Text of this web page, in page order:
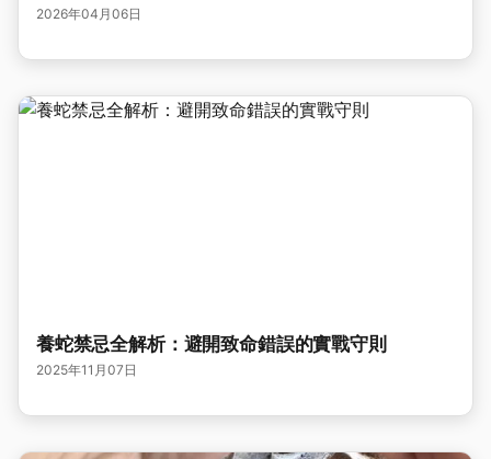
2026年04月06日
養蛇禁忌全解析：避開致命錯誤的實戰守則
2025年11月07日